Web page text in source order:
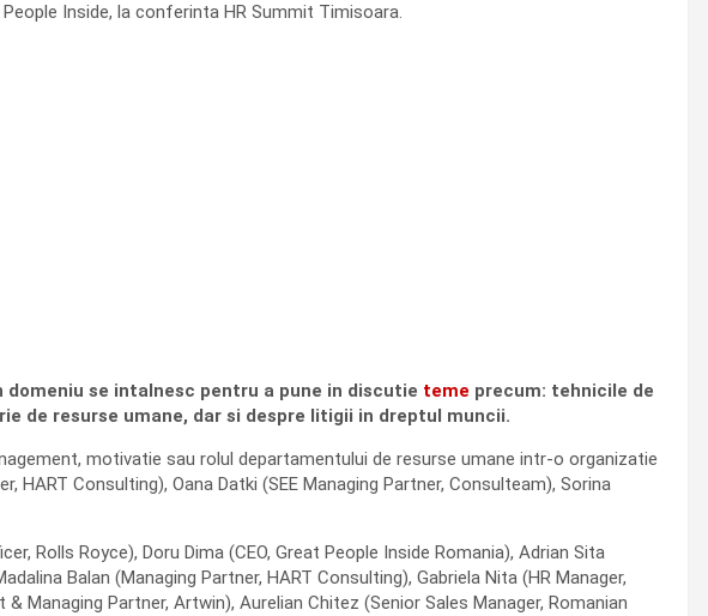
Inside, la conferinta HR Summit Timisoara.
domeniu se intalnesc pentru a pune in discutie teme precum: tehnicile de
de resurse umane, dar si despre litigii in dreptul muncii.
motivatie sau rolul departamentului de resurse umane intr-o organizatie
HART Consulting), Oana Datki (SEE Managing Partner, Consulteam), Sorina
Rolls Royce), Doru Dima (CEO, Great People Inside Romania), Adrian Sita
Balan (Managing Partner, HART Consulting), Gabriela Nita (HR Manager,
Managing Partner, Artwin), Aurelian Chitez (Senior Sales Manager, Romanian